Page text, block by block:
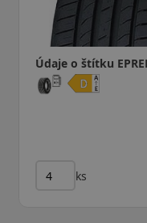
Údaje o štítku
ks